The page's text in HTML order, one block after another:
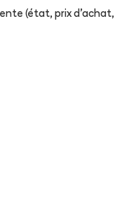
(état, prix d'achat,